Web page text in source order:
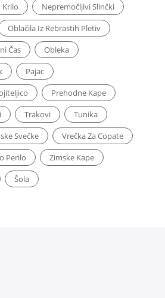
Krilo
Nepremočljivi Slinčki
Oblačila Iz Rebrastih Pletiv
Čas
Obleka
Pajac
Prehodne Kape
Trakovi
Tunika
Svečke
Vrečka Za Copate
Perilo
Zimske Kape
Šola